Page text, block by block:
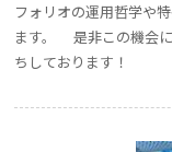
フォリオの運用哲学や
ます。 是非この機会
ちしております！